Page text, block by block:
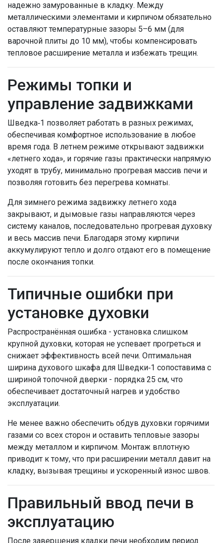
надежно замурованные в кладку. Между
металлическими элементами и кирпичом обязательно
оставляют температурные зазоры 5–6 мм (для
варочной плиты до 10 мм), чтобы компенсировать
тепловое расширение металла и избежать трещин.
Режимы топки и
управление задвижками
Шведка‑1 позволяет работать в разных режимах,
обеспечивая комфортное использование в любое
время года. В летнем режиме открывают задвижки
«летнего хода», и горячие газы практически напрямую
уходят в трубу, минимально прогревая массив печи и
позволяя готовить без перегрева комнаты.
Для зимнего режима задвижку летнего хода
закрывают, и дымовые газы направляются через
систему каналов, последовательно прогревая духовку
и весь массив печи. Благодаря этому кирпичи
аккумулируют тепло и долго отдают его в помещение
после окончания топки.
Типичные ошибки при
установке духовки
Распространённая ошибка - установка слишком
крупной духовки, которая не успевает прогреться и
снижает эффективность всей печи. Оптимальная
ширина духового шкафа для Шведки‑1 сопоставима с
шириной топочной дверки - порядка 25 см, что
обеспечивает достаточный нагрев и удобство
эксплуатации.
Не менее важно обеспечить обдув духовки горячими
газами со всех сторон и оставить тепловые зазоры
между металлом и кирпичом. Монтаж вплотную
приводит к тому, что при расширении металл давит на
кладку, вызывая трещины и ускоренный износ швов.
Правильный ввод печи в
эксплуатацию
После завершения кладки печи необходим период